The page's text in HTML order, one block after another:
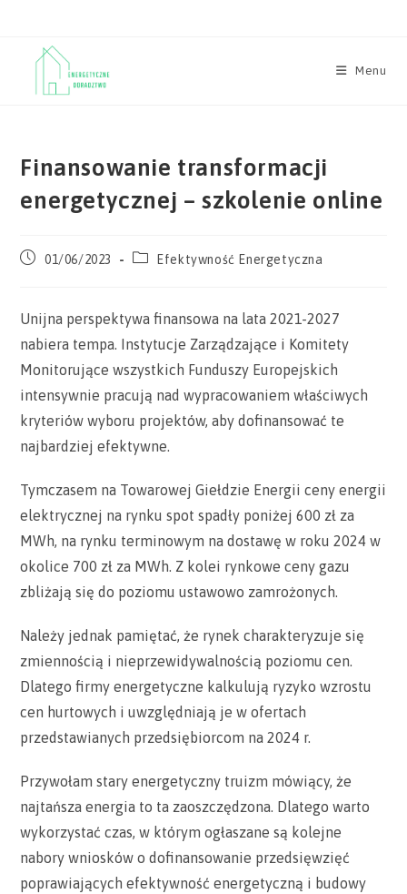
content
Menu
Finansowanie transformacji
energetycznej – szkolenie online
Post01/06/2023
PostEfektywność Energetyczna
Unijna perspektywa finansowa na lata 2021-2027
nabiera tempa. Instytucje Zarządzające i Komitety
Monitorujące wszystkich Funduszy Europejskich
intensywnie pracują nad wypracowaniem właściwych
kryteriów wyboru projektów, aby dofinansować te
najbardziej efektywne.
Tymczasem na Towarowej Giełdzie Energii ceny energii
elektrycznej na rynku spot spadły poniżej 600 zł za
MWh, na rynku terminowym na dostawę w roku 2024 w
okolice 700 zł za MWh. Z kolei rynkowe ceny gazu
zbliżają się do poziomu ustawowo zamrożonych.
Należy jednak pamiętać, że rynek charakteryzuje się
zmiennością i nieprzewidywalnością poziomu cen.
Dlatego firmy energetyczne kalkulują ryzyko wzrostu
cen hurtowych i uwzględniają je w ofertach
przedstawianych przedsiębiorcom na 2024 r.
Przywołam stary energetyczny truizm mówiący, że
najtańsza energia to ta zaoszczędzona. Dlatego warto
wykorzystać czas, w którym ogłaszane są kolejne
nabory wniosków o dofinansowanie przedsięwzięć
poprawiających efektywność energetyczną i budowy